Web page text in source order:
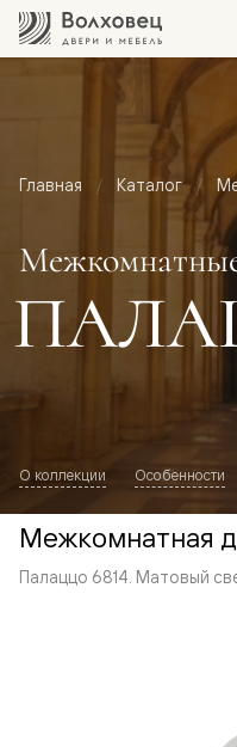
Главная Каталог
О коллекции Особенности
Межкомнатная
Палаццо 6814. Матовый